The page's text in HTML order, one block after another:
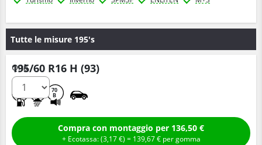
Tutte le misure 195's
195/60 R16 H (93)
70
B
Q.tà
Compra con montaggio per 136,50 €
+ Ecotassa: (3,17€ ) = 139,67€ per gomma